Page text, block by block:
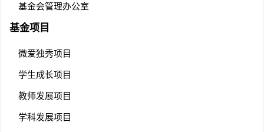
基金会管理办公室
基金项目
微爱独秀项目
学生成长项目
教师发展项目
学科发展项目